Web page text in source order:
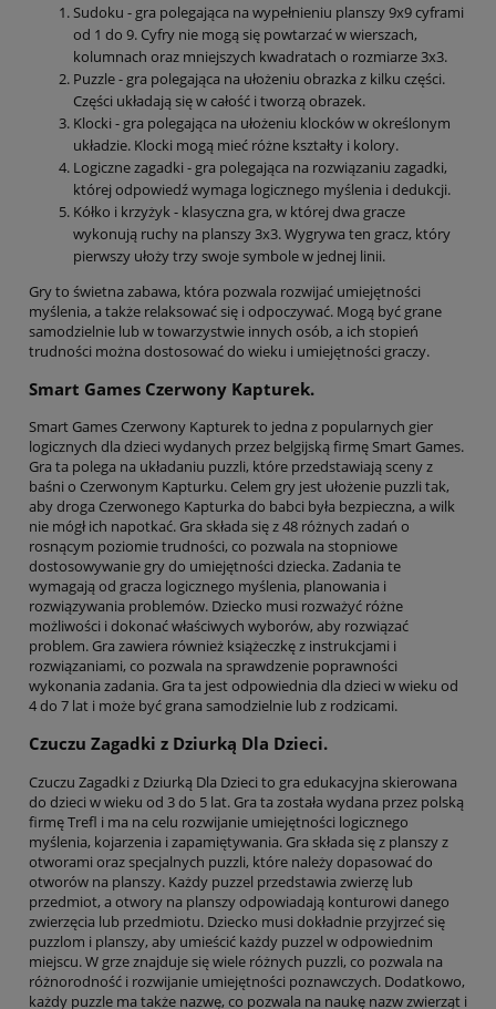
Sudoku - gra polegająca na wypełnieniu planszy 9x9 cyframi
od 1 do 9. Cyfry nie mogą się powtarzać w wierszach,
kolumnach oraz mniejszych kwadratach o rozmiarze 3x3.
Puzzle - gra polegająca na ułożeniu obrazka z kilku części.
Części układają się w całość i tworzą obrazek.
Klocki - gra polegająca na ułożeniu klocków w określonym
układzie. Klocki mogą mieć różne kształty i kolory.
Logiczne zagadki - gra polegająca na rozwiązaniu zagadki,
której odpowiedź wymaga logicznego myślenia i dedukcji.
Kółko i krzyżyk - klasyczna gra, w której dwa gracze
wykonują ruchy na planszy 3x3. Wygrywa ten gracz, który
pierwszy ułoży trzy swoje symbole w jednej linii.
Gry to świetna zabawa, która pozwala rozwijać umiejętności
myślenia, a także relaksować się i odpoczywać. Mogą być grane
samodzielnie lub w towarzystwie innych osób, a ich stopień
trudności można dostosować do wieku i umiejętności graczy.
Smart Games Czerwony Kapturek.
Smart Games Czerwony Kapturek to jedna z popularnych gier
logicznych dla dzieci wydanych przez belgijską firmę Smart Games.
Gra ta polega na układaniu puzzli, które przedstawiają sceny z
baśni o Czerwonym Kapturku. Celem gry jest ułożenie puzzli tak,
aby droga Czerwonego Kapturka do babci była bezpieczna, a wilk
nie mógł ich napotkać. Gra składa się z 48 różnych zadań o
rosnącym poziomie trudności, co pozwala na stopniowe
dostosowywanie gry do umiejętności dziecka. Zadania te
wymagają od gracza logicznego myślenia, planowania i
rozwiązywania problemów. Dziecko musi rozważyć różne
możliwości i dokonać właściwych wyborów, aby rozwiązać
problem. Gra zawiera również książeczkę z instrukcjami i
rozwiązaniami, co pozwala na sprawdzenie poprawności
wykonania zadania. Gra ta jest odpowiednia dla dzieci w wieku od
4 do 7 lat i może być grana samodzielnie lub z rodzicami.
Czuczu Zagadki z Dziurką Dla Dzieci.
Czuczu Zagadki z Dziurką Dla Dzieci to gra edukacyjna skierowana
do dzieci w wieku od 3 do 5 lat. Gra ta została wydana przez polską
firmę Trefl i ma na celu rozwijanie umiejętności logicznego
myślenia, kojarzenia i zapamiętywania. Gra składa się z planszy z
otworami oraz specjalnych puzzli, które należy dopasować do
otworów na planszy. Każdy puzzel przedstawia zwierzę lub
przedmiot, a otwory na planszy odpowiadają konturowi danego
zwierzęcia lub przedmiotu. Dziecko musi dokładnie przyjrzeć się
puzzlom i planszy, aby umieścić każdy puzzel w odpowiednim
miejscu. W grze znajduje się wiele różnych puzzli, co pozwala na
różnorodność i rozwijanie umiejętności poznawczych. Dodatkowo,
każdy puzzle ma także nazwę, co pozwala na naukę nazw zwierząt i